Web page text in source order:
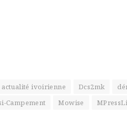
actualité ivoirienne Dcs2mk
Campement Mowise